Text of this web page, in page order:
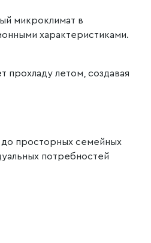
микроклимат в
характеристиками.
прохладу летом, создавая
до просторных семейных
потребностей